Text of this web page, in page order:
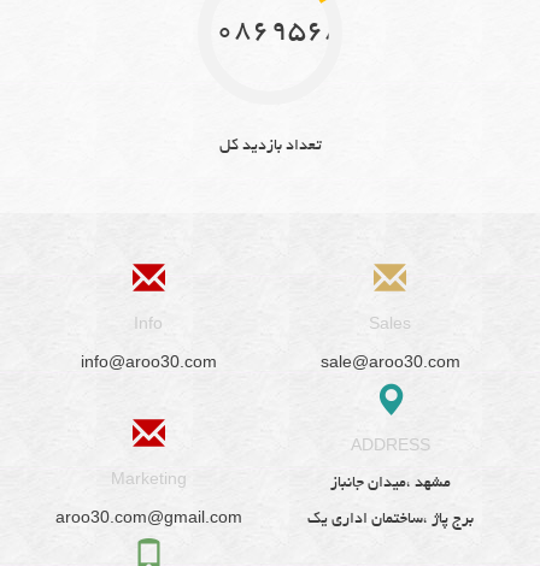
10869568
تعداد بازدید کل
Info
info@aroo30.com
Sales
sale@aroo30.com
Marketing
aroo30.com@gmail.com
ADDRESS
مشهد ،میدان جانباز
برج پاژ ،ساختمان اداری یک